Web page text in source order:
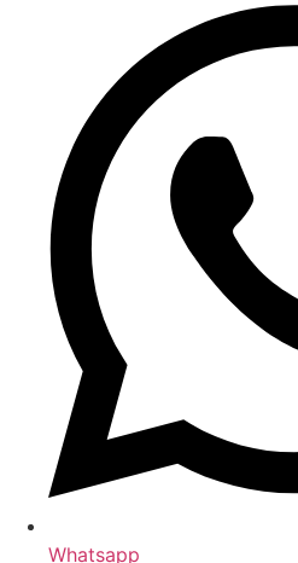
Whatsapp